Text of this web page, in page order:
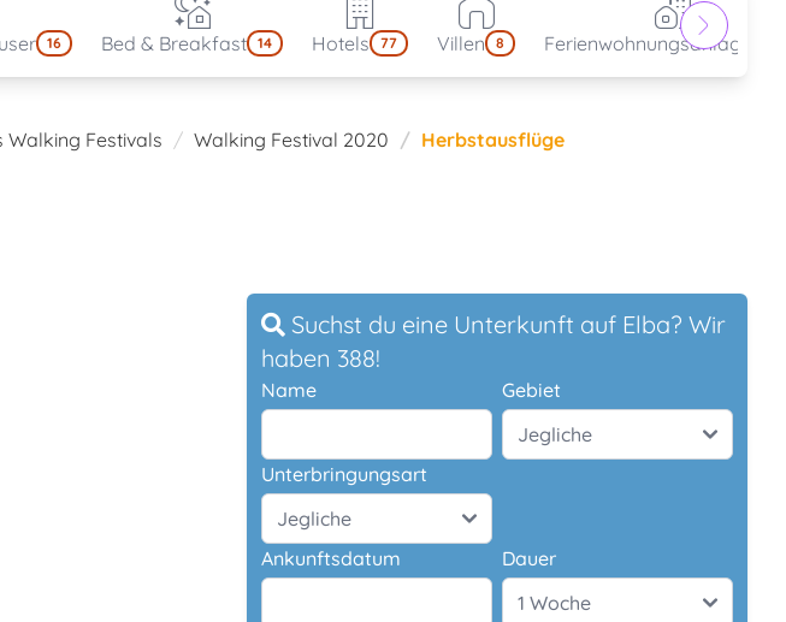
16 Bed & Breakfast 14 Hotels 77 Villen 8 Ferienwohnungsanlagen
Walking Festivals Walking Festival 2020 Herbstausflüge
Suchst du eine Unterkunft auf Elba? Wir
haben 388!
Name Gebiet
Unterbringungsart
Ankunftsdatum Dauer